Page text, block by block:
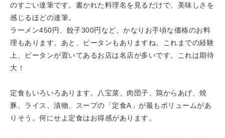
のすごい達筆です。書かれた料理名を見るだけで、美味しさを
感じるほどの達筆。
ラーメン450円、餃子300円など、かなりお手頃な価格のお料
理もあります。あと、ピータンもありますね。これまでの経験
上、ピータンが置いてあるお店は名店が多いです。これは期待
大！
定食もいろいろあります。八宝菜、肉団子、鶏からあげ、焼
豚、ライス、漬物、スープの「定食A」が最もボリュームがあ
りそう。何にせよ定食はお得感があります。